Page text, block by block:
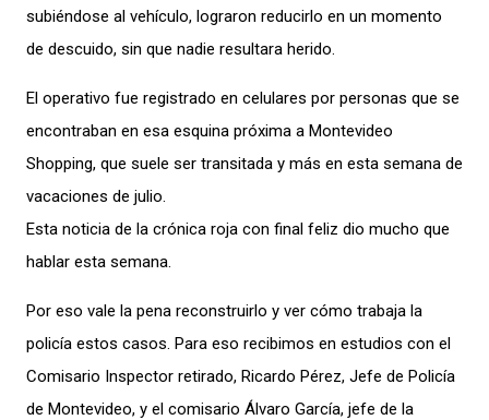
subiéndose al vehículo, lograron reducirlo en un momento
de descuido, sin que nadie resultara herido.
El operativo fue registrado en celulares por personas que se
encontraban en esa esquina próxima a Montevideo
Shopping, que suele ser transitada y más en esta semana de
vacaciones de julio.
Esta noticia de la crónica roja con final feliz dio mucho que
hablar esta semana.
Por eso vale la pena reconstruirlo y ver cómo trabaja la
policía estos casos. Para eso recibimos en estudios con el
Comisario Inspector retirado, Ricardo Pérez, Jefe de Policía
de Montevideo, y el comisario Álvaro García, jefe de la